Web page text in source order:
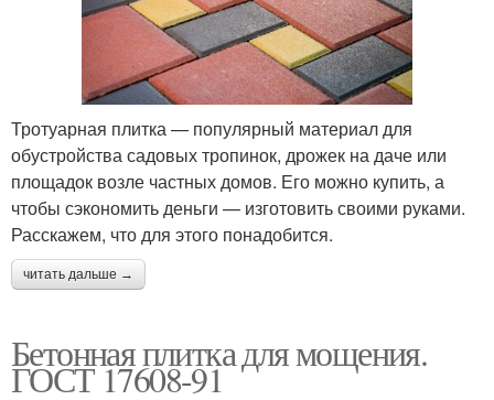
Тротуарная плитка — популярный материал для
обустройства садовых тропинок, дрожек на даче или
площадок возле частных домов. Его можно купить, а
чтобы сэкономить деньги — изготовить своими руками.
Расскажем, что для этого понадобится.
читать дальше →
Бетонная плитка для мощения.
ГОСТ 17608-91